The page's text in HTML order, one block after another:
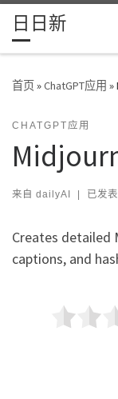
Skip to content
日日新
首页»ChatGPT应用 »
CHATGPT应用
来自 dailyAI | 已发表
Creates detailed
captions, and